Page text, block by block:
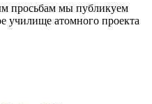
просьбам мы публикуем
училище атомного проекта